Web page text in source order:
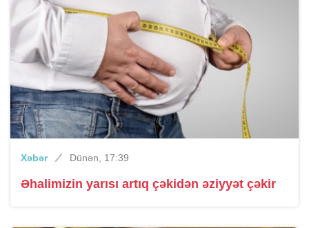
Xəbər Dünən, 17:39
Əhalimizin yarısı artıq çəkidən əziyyət çəkir